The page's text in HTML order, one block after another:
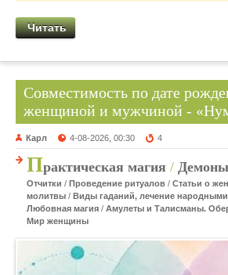
Читать
Совместимость по дате
женщиной и мужчиной -
Карл 4-08-2026, 00:30 4
Практическая магия /
Отчитки / Проведение ритуалов / Статьи о
молитвы / Виды гаданий, лечение народными
Любовная магия / Амулеты и Талисманы.
Мир женщины